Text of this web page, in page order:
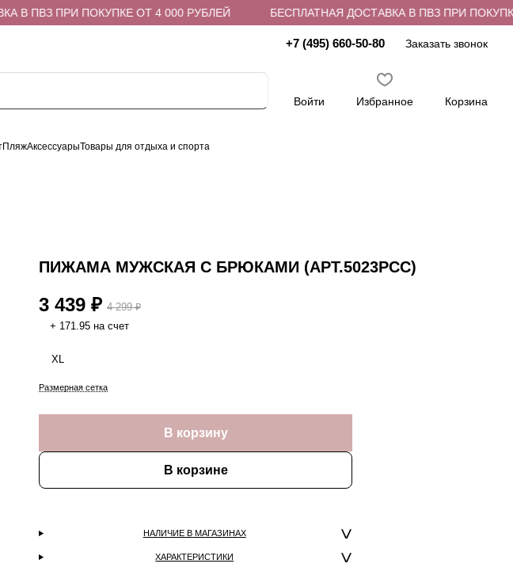
ПВЗ ПРИ ПОКУПКЕ ОТ 4 000 РУБЛЕЙ БЕСПЛАТНАЯ ДОСТАВКА В ПВЗ ПРИ ПОКУПКЕ
+7 (495) 660-50-80 Заказать звонок
Войти Избранное Корзина
ПляжАксессуарыТовары для отдыха и спорта
ПИЖАМА МУЖСКАЯ С БРЮКАМИ (АРТ.5023PCC)
3 439 ₽ 4 299 ₽
+ 171.95 на счет
XL
Размерная сетка
В корзину
В корзине
НАЛИЧИЕ В МАГАЗИНАХ
ХАРАКТЕРИСТИКИ